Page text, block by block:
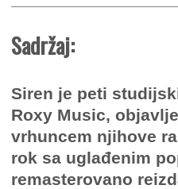
Sadržaj:
Siren je peti
Roxy Music,
vrhuncem njihove
rok sa uglađenim
remasterovano